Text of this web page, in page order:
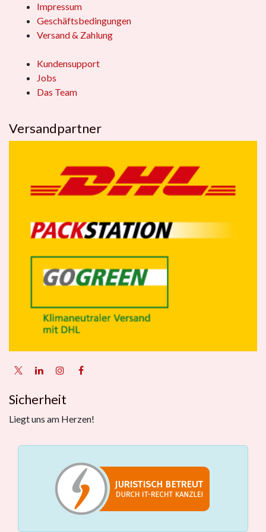
Impressum
Geschäftsbedingungen
Versand & Zahlung
Kundensupport
Jobs
Das Team
Versandpartner
Sicherheit
Liegt uns am Herzen!